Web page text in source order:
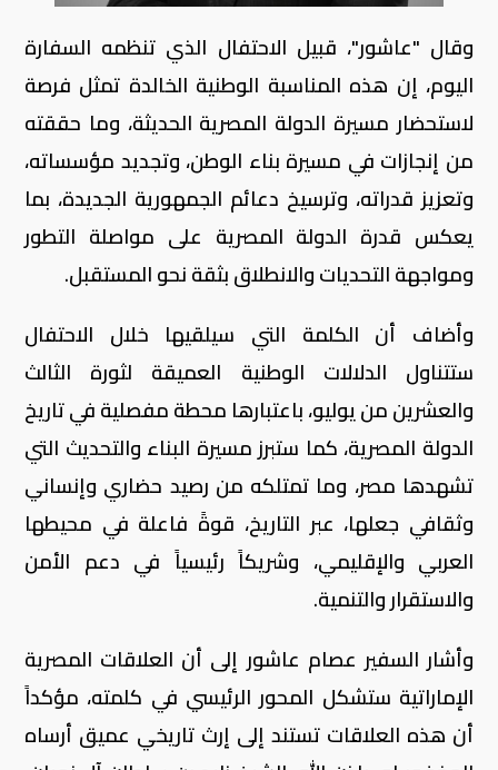
وقال "عاشور"، قبيل الاحتفال الذي تنظمه السفارة
اليوم، إن هذه المناسبة الوطنية الخالدة تمثل فرصة
لاستحضار مسيرة الدولة المصرية الحديثة، وما حققته
من إنجازات في مسيرة بناء الوطن، وتجديد مؤسساته،
وتعزيز قدراته، وترسيخ دعائم الجمهورية الجديدة، بما
يعكس قدرة الدولة المصرية على مواصلة التطور
ومواجهة التحديات والانطلاق بثقة نحو المستقبل.
وأضاف أن الكلمة التي سيلقيها خلال الاحتفال
ستتناول الدلالات الوطنية العميقة لثورة الثالث
والعشرين من يوليو، باعتبارها محطة مفصلية في تاريخ
الدولة المصرية، كما ستبرز مسيرة البناء والتحديث التي
تشهدها مصر، وما تمتلكه من رصيد حضاري وإنساني
وثقافي جعلها، عبر التاريخ، قوةً فاعلة في محيطها
العربي والإقليمي، وشريكاً رئيسياً في دعم الأمن
والاستقرار والتنمية.
وأشار السفير عصام عاشور إلى أن العلاقات المصرية
الإماراتية ستشكل المحور الرئيسي في كلمته، مؤكداً
أن هذه العلاقات تستند إلى إرث تاريخي عميق أرساه